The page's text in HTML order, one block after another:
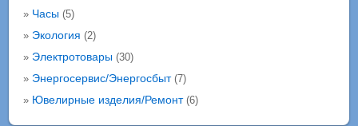
» Часы(5)
» Экология (2)
» Электротовары(30)
» Энергосервис/Энергосбыт(7)
» Ювелирные изделия/Ремонт(6)